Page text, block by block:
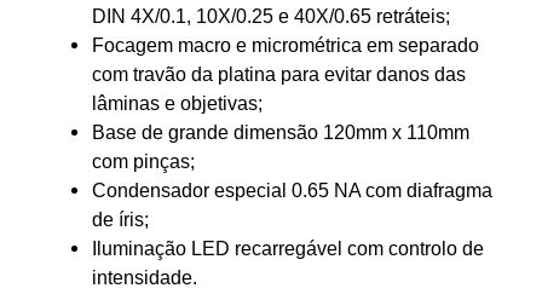
DIN 4X/0.1, 10X/0.25 e 40X/0.65 retráteis;
Focagem macro e micrométrica em separado
com travão da platina para evitar danos das
lâminas e objetivas;
Base de grande dimensão 120mm x 110mm
com pinças;
Condensador especial 0.65 NA com diafragma
de íris;
Iluminação LED recarregável com controlo de
intensidade.